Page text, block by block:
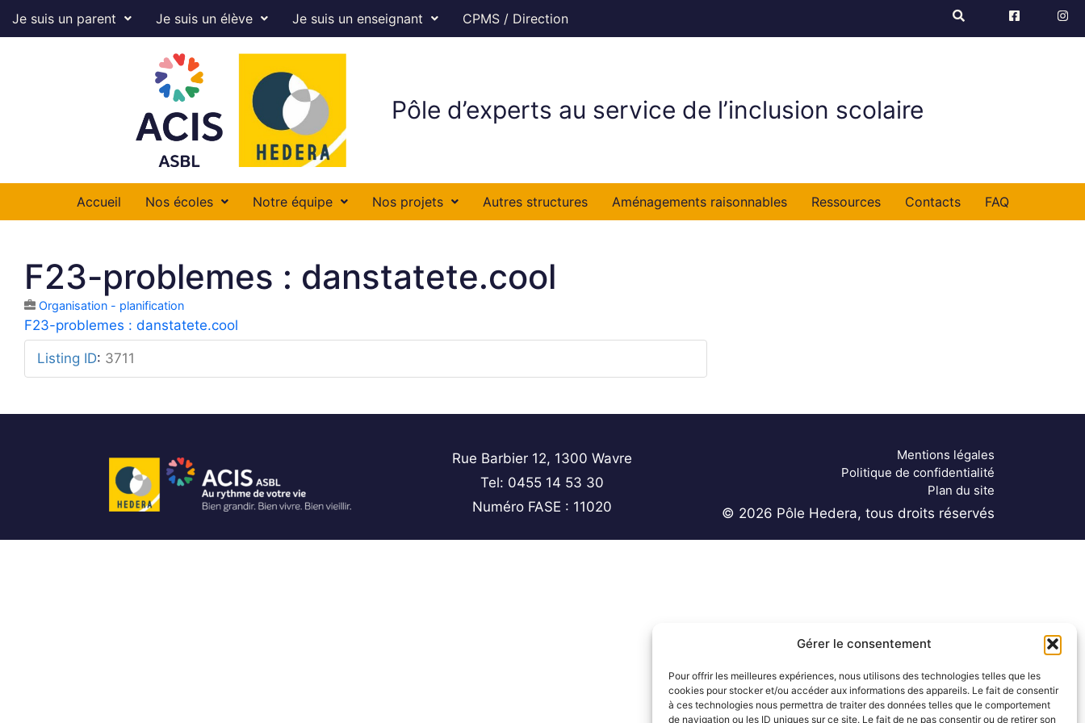
Gérer le consentement
Pour offrir les meilleures expériences, nous utilisons des technologies telles que les
cookies pour stocker et/ou accéder aux informations des appareils. Le fait de consentir
à ces technologies nous permettra de traiter des données telles que le comportement
de navigation ou les ID uniques sur ce site. Le fait de ne pas consentir ou de retirer son
Je suis un parent Je suis un élève Je suis un enseignant CPMS / Direction
Pôle d’experts au service de l’inclusion scolaire
Accueil Nos écoles Notre équipe Nos projets Autres structures Aménagements raisonnables Ressources Contacts FAQ
F23-problemes : danstatete.cool
Organisation - planification
F23-problemes : danstatete.cool
Listing ID: 3711
Rue Barbier 12, 1300 Wavre
Tel: 0455 14 53 30
Numéro FASE : 11020
Mentions légales
Politique de confidentialité
Plan du site
© 2026 Pôle Hedera, tous droits réservés